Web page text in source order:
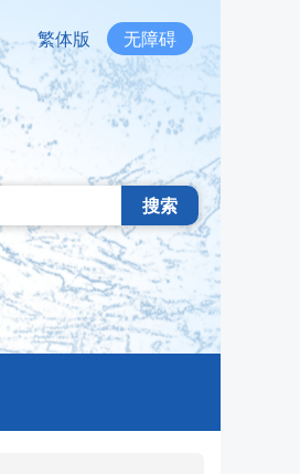
繁体版 无障碍
搜索